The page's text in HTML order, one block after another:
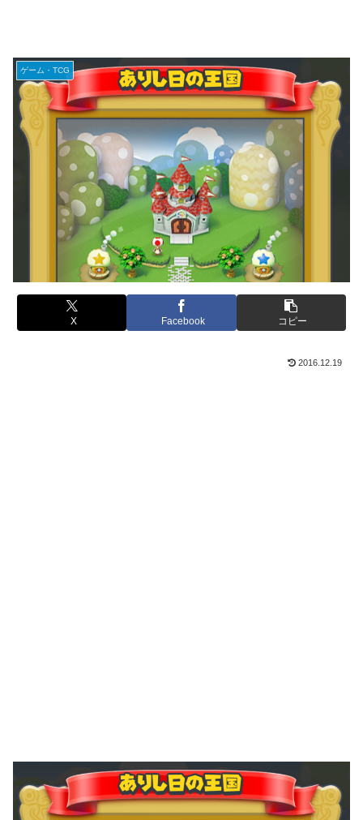
ゲーム・TCG
X Facebook コピー
2016.12.19